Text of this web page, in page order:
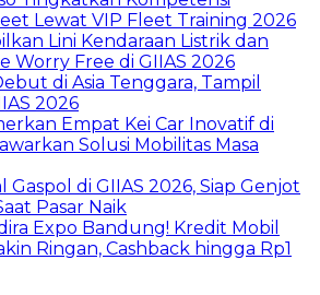
Lewat VIP Fleet Training 2026
Lini Kendaraan Listrik dan
Worry Free di GIIAS 2026
di Asia Tenggara, Tampil
2026
Empat Kei Car Inovatif di
Solusi Mobilitas Masa
Gaspol di GIIAS 2026, Siap Genjot
Pasar Naik
Expo Bandung! Kredit Mobil
Ringan, Cashback hingga Rp1